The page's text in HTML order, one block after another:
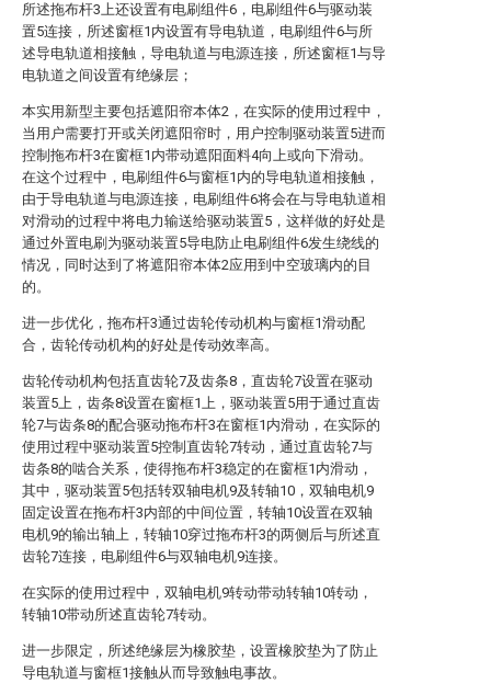
所述拖布杆3上还设置有电刷组件6，电刷组件6与驱动装
置5连接，所述窗框1内设置有导电轨道，电刷组件6与所
述导电轨道相接触，导电轨道与电源连接，所述窗框1与导
电轨道之间设置有绝缘层；
本实用新型主要包括遮阳帘本体2，在实际的使用过程中，
当用户需要打开或关闭遮阳帘时，用户控制驱动装置5进而
控制拖布杆3在窗框1内带动遮阳面料4向上或向下滑动。
在这个过程中，电刷组件6与窗框1内的导电轨道相接触，
由于导电轨道与电源连接，电刷组件6将会在与导电轨道相
对滑动的过程中将电力输送给驱动装置5，这样做的好处是
通过外置电刷为驱动装置5导电防止电刷组件6发生绕线的
情况，同时达到了将遮阳帘本体2应用到中空玻璃内的目
的。
进一步优化，拖布杆3通过齿轮传动机构与窗框1滑动配
合，齿轮传动机构的好处是传动效率高。
齿轮传动机构包括直齿轮7及齿条8，直齿轮7设置在驱动
装置5上，齿条8设置在窗框1上，驱动装置5用于通过直齿
轮7与齿条8的配合驱动拖布杆3在窗框1内滑动，在实际的
使用过程中驱动装置5控制直齿轮7转动，通过直齿轮7与
齿条8的啮合关系，使得拖布杆3稳定的在窗框1内滑动，
其中，驱动装置5包括转双轴电机9及转轴10，双轴电机9
固定设置在拖布杆3内部的中间位置，转轴10设置在双轴
电机9的输出轴上，转轴10穿过拖布杆3的两侧后与所述直
齿轮7连接，电刷组件6与双轴电机9连接。
在实际的使用过程中，双轴电机9转动带动转轴10转动，
转轴10带动所述直齿轮7转动。
进一步限定，所述绝缘层为橡胶垫，设置橡胶垫为了防止
导电轨道与窗框1接触从而导致触电事故。